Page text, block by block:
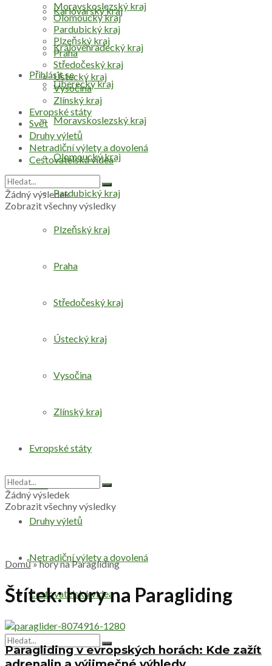
Přihlásit se
Karlovarský kraj
Královéhradecký kraj
Liberecký kraj
Moravskoslezský kraj
Olomoucký kraj
Pardubický kraj
Plzeňský kraj
Praha
Středočeský kraj
Ústecký kraj
Vysočina
Zlínský kraj
Evropské státy
Svět
Druhy výletů
Netradiční výlety a dovolená
Cestovatelská videa
Moravskoslezský kraj
Olomoucký kraj
Pardubický kraj
Plzeňský kraj
Praha
Středočeský kraj
Ústecký kraj
Vysočina
Zlínský kraj
Evropské státy
Svět
Druhy výletů
Netradiční výlety a dovolená
Cestovatelská videa
Žádný výsledek
Zobrazit všechny výsledky
Žádný výsledek
Zobrazit všechny výsledky
Domů»hory na Paragliding
Štítek:hory na Paragliding
Paragliding v evropských horách: Kde zažít